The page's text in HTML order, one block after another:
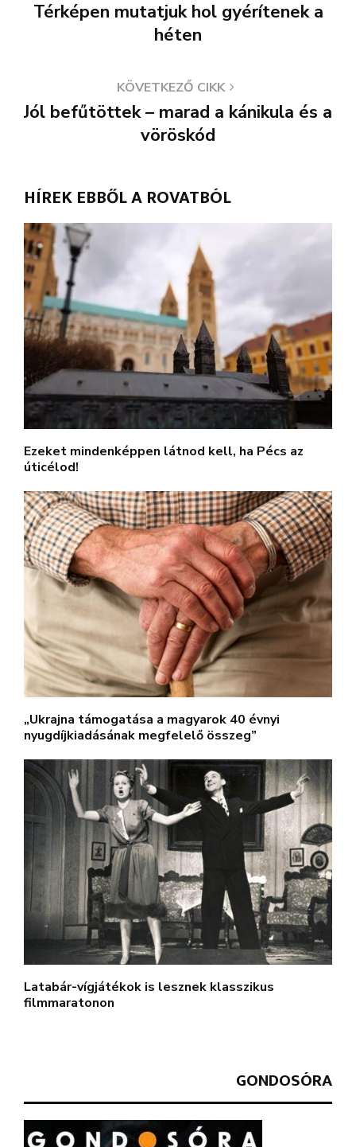
Térképen mutatjuk hol gyérítenek a
héten
KÖVETKEZŐ CIKK
Jól befűtöttek – marad a kánikula és a
vöröskód
HÍREK EBBŐL A ROVATBÓL
Ezeket mindenképpen látnod kell, ha Pécs az
úticélod!
„Ukrajna támogatása a magyarok 40 évnyi
nyugdíjkiadásának megfelelő összeg”
Latabár-vígjátékok is lesznek klasszikus
filmmaratonon
GONDOSÓRA